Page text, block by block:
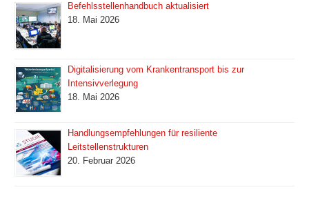
Befehlsstellenhandbuch aktualisiert
18. Mai 2026
Digitalisierung vom Krankentransport bis zur
Intensivverlegung
18. Mai 2026
Handlungsempfehlungen für resiliente
Leitstellenstrukturen
20. Februar 2026